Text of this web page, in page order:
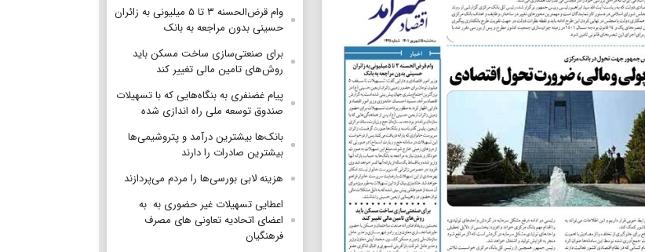
وام قرض‌الحسنه ۳ تا ۵ میلیونی به زائران
حسینی بدون مراجعه به بانک
برای صنعتی‌سازی ساخت مسکن باید
روش‌های تامین مالی تغییر کند
پیام غضنفری به بنگاه‌هایی که با تسهیلات
صندوق توسعه ملی راه اندازی شده
بانک‌ها بیشترین درآمد و پتروشیمی‌ها
بیشترین صادرات را دارند
هزینه لابی بورسی‌ها را مردم می‌پردازند
اعطایی تسهیلات غیر حضوری به به
اعضای اتحادیه تعاونی های مصرف
فرهنگیان